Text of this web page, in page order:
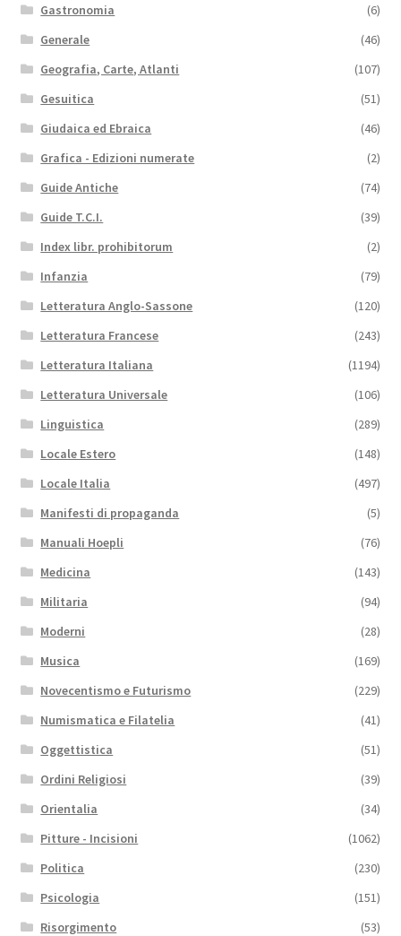
Gastronomia
(6)
Generale
(46)
Geografia, Carte, Atlanti
(107)
Gesuitica
(51)
Giudaica ed Ebraica
(46)
Grafica - Edizioni numerate
(2)
Guide Antiche
(74)
Guide T.C.I.
(39)
Index libr. prohibitorum
(2)
Infanzia
(79)
Letteratura Anglo-Sassone
(120)
Letteratura Francese
(243)
Letteratura Italiana
(1194)
Letteratura Universale
(106)
Linguistica
(289)
Locale Estero
(148)
Locale Italia
(497)
Manifesti di propaganda
(5)
Manuali Hoepli
(76)
Medicina
(143)
Militaria
(94)
Moderni
(28)
Musica
(169)
Novecentismo e Futurismo
(229)
Numismatica e Filatelia
(41)
Oggettistica
(51)
Ordini Religiosi
(39)
Orientalia
(34)
Pitture - Incisioni
(1062)
Politica
(230)
Psicologia
(151)
Risorgimento
(53)